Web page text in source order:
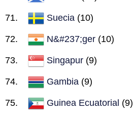
Suecia (10)
N&#237;ger (10)
Singapur (9)
Gambia (9)
Guinea Ecuatorial (9)